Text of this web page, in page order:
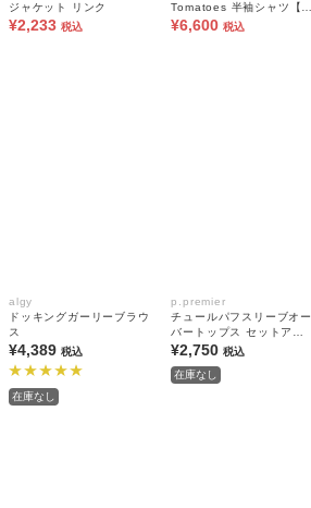
ジャケット リンク
¥2,233 税込
Tomatoes 半袖シャツ【キ
ッズ】
¥6,600 税込
algy
ドッキングガーリーブラウ
ス
¥4,389 税込
在庫なし
p.premier
チュールパフスリーブオー
バートップス セットアッ
プ可
¥2,750税込
在庫なし